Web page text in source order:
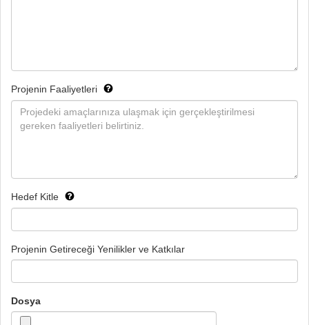
Projenin Faaliyetleri
Hedef Kitle
Projenin Getireceği Yenilikler ve Katkılar
Dosya